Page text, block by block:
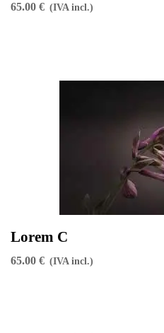
65.00 € (IVA incl.)
Lorem C
65.00 € (IVA incl.)